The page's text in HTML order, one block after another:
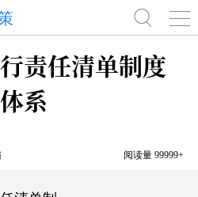
责任清单制度
系
阅读量 99999+